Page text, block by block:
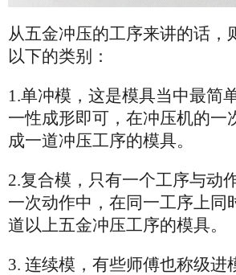
从五金冲压的工序来讲的话，
以下的类别：
1.单冲模，这是模具当中最简
一性成形即可，在冲压机的一
成一道冲压工序的模具。
2.复合模，只有一个工序与动
一次动作中，在同一工序上同
道以上五金冲压工序的模具。
3. 连续模，有些师傅也称级进